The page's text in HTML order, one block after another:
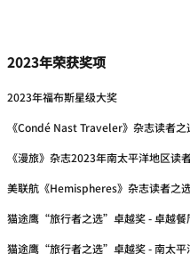
2023年荣获奖项
2023年福布斯星级大奖
《Condé Nast Traveler》杂志读者
《漫旅》杂志2023年南太平洋地区读
美联航《Hemispheres》杂志读者之
猫途鹰“旅行者之选”卓越奖 - 卓越餐
猫途鹰“旅行者之选”卓越奖 - 南太平